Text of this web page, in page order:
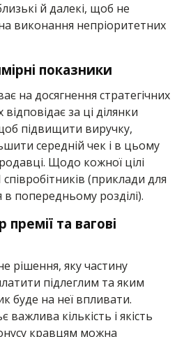
й далекі, щоб не
виконання непріоритетних
показники
на досягнення стратегічних
відповідає за ці ділянки
підвищити виручку,
середній чек і в цьому
Щодо кожної цілі
(приклади для
в попередньому розділі).
премії та вагові
рішення, яку частину
підлеглим та яким
буде на неї впливати.
кількість і якість
кравцям можна